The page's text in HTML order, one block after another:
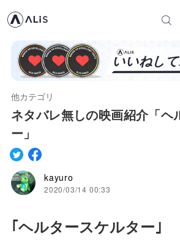
他カテゴリ
ネタバレ無しの映画紹介「ヘ
ー」
kayuro
2020/03/14 00:33
｢ヘルタースケルター｣